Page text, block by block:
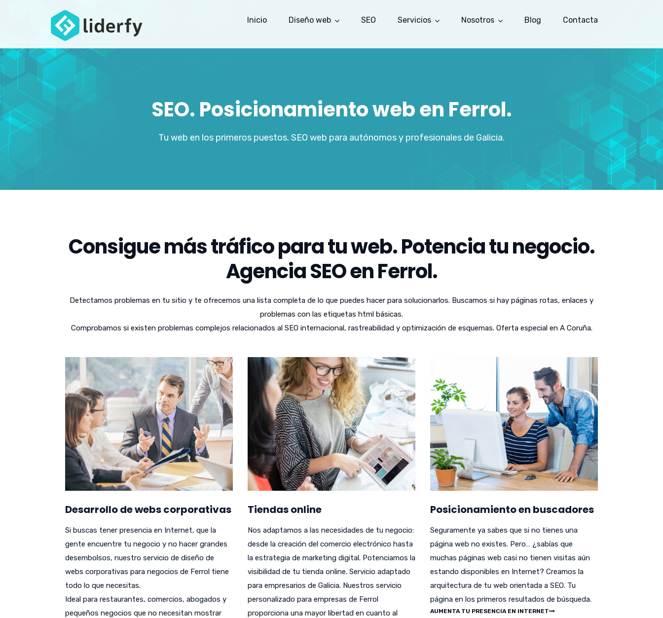
Inicio Diseño web SEO Servicios Nosotros Blog Contacta
SEO. Posicionamiento web en Ferrol.
Tu web en los primeros puestos. SEO web para autónomos y profesionales de Galicia.
Consigue más tráfico para tu web. Potencia tu negocio.
Agencia SEO en Ferrol.
Detectamos problemas en tu sitio y te ofrecemos una lista completa de lo que puedes hacer para solucionarlos. Buscamos si hay páginas rotas, enlaces y
problemas con las etiquetas html básicas.
Comprobamos si existen problemas complejos relacionados al SEO internacional, rastreabilidad y optimización de esquemas. Oferta especial en A Coruña.
Desarrollo de webs corporativas
Si buscas tener presencia en Internet, que la
gente encuentre tu negocio y no hacer grandes
desembolsos, nuestro servicio de diseño de
webs corporativas para negocios de Ferrol tiene
todo lo que necesitas.
Ideal para restaurantes, comercios, abogados y
pequeños negocios que no necesitan mostrar
Tiendas online
Nos adaptamos a las necesidades de tu negocio:
desde la creación del comercio electrónico hasta
la estrategia de marketing digital. Potenciamos la
visibilidad de tu tienda online. Servicio adaptado
para empresarios de Galicia. Nuestros servicio
personalizado para empresas de Ferrol
proporciona una mayor libertad en cuanto al
Posicionamiento en buscadores
Seguramente ya sabes que si no tienes una
página web no existes. Pero… ¿sabías que
muchas páginas web casi no tienen visitas aún
estando disponibles en Internet? Creamos la
arquitectura de tu web orientada a SEO. Tu
página en los primeros resultados de búsqueda.
AUMENTA TU PRESENCIA EN INTERNET